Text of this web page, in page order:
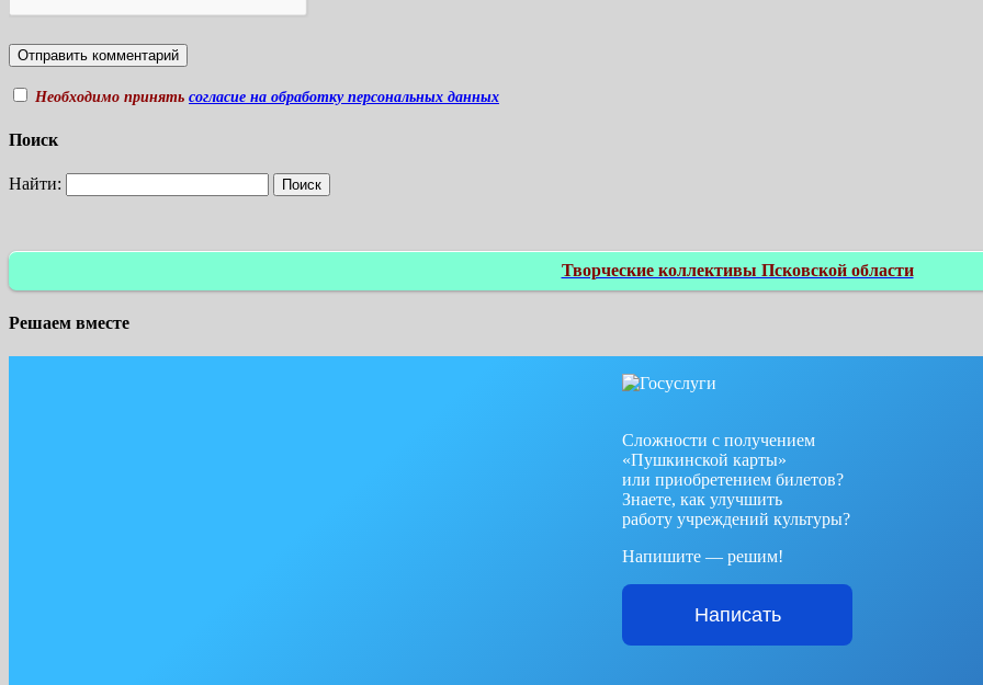
Необходимо принять согласие на обработку персональных данных
Поиск
Найти:
Творческие коллективы Псковской области
Решаем вместе
Сложности с получением
«Пушкинской карты»
или приобретением билетов?
Знаете, как улучшить
работу учреждений культуры?
Напишите — решим!
Написать